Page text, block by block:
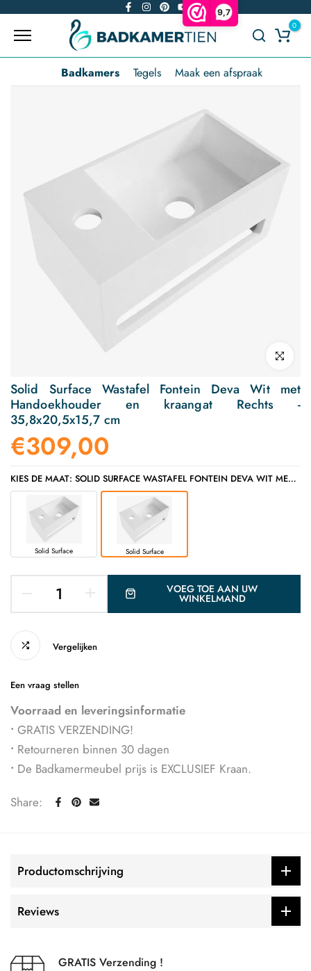
9,7
Overslaan
naar
inhoud
Badkamers Tegels Maak een afspraak
0
Klik om te
Solid Surface Wastafel Fontein Deva Wit met
Handoekhouder en kraangat Rechts -
35,8x20,5x15,7 cm
€309,00
KIES DE MAAT: SOLID SURFACE WASTAFEL FONTEIN DEVA WIT MET HANDOEKHOUDER EN KRAANGAT RECHTS - 35,8X20,5X15,7 CM
Solid Surface Solid Surface
VOEG TOE AAN UW
WINKELMAND
Vergelijken
Een vraag stellen
Voorraad en leveringsinformatie
• GRATIS VERZENDING!
• Retourneren binnen 30 dagen
• De Badkamermeubel prijs is EXCLUSIEF Kraan.
Share:
Productomschrijving
Reviews
GRATIS Verzending !